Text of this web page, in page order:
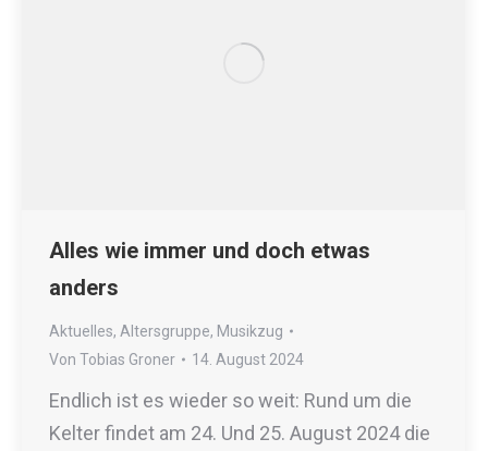
Alles wie immer und doch etwas
anders
Aktuelles, Altersgruppe, Musikzug
Von Tobias Groner 14. August 2024
Endlich ist es wieder so weit: Rund um die
Kelter findet am 24. Und 25. August 2024 die